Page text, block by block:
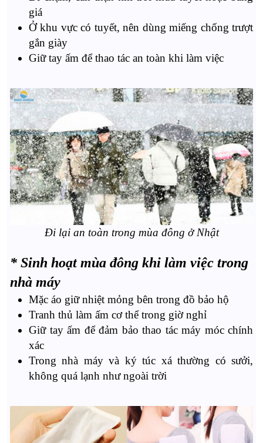
giá
Ở khu vực có tuyết, nên dùng miếng chống trượt
gắn giày
Giữ tay ấm để thao tác an toàn khi làm việc
Đi lại an toàn trong mùa đông ở Nhật
* Sinh hoạt mùa đông khi làm việc trong
nhà máy
Mặc áo giữ nhiệt mỏng bên trong đồ bảo hộ
Tranh thủ làm ấm cơ thể trong giờ nghỉ
Giữ tay ấm để đảm bảo thao tác máy móc chính
xác
Trong nhà máy và ký túc xá thường có sưởi,
không quá lạnh như ngoài trời